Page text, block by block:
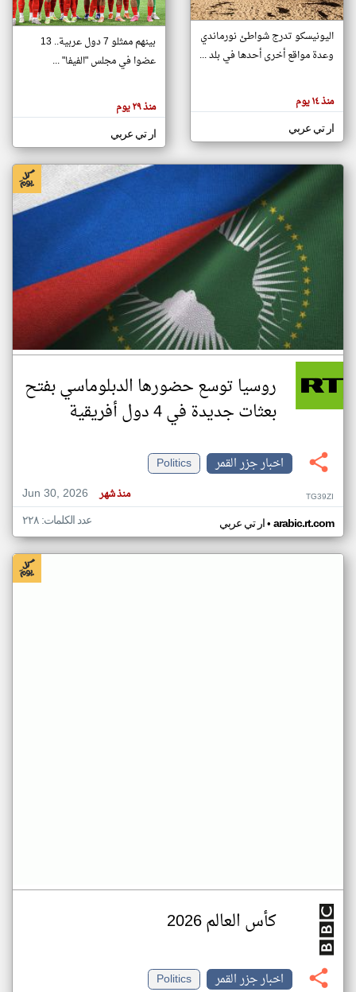
تغيير الدولة
اخبار جزر القمر على مدار الساعة
أهم اخبار جزر القمر العاجلة والمباشرة
هنا عن
وجهة
كاتبيها.
اليونيسكو تدرج شواطئ نورماندي
وعدة مواقع أخرى أحدها في بلد ...
منذ ١٤ يوم
ار تي عربي
بينهم ممثلو 7 دول عربية.. 13
عضوا في مجلس "الفيفا" ...
منذ ٢٩ يوم
ار تي عربي
روسيا توسع حضورها الدبلوماسي بفتح
بعثات جديدة في 4 دول أفريقية
اخبار جزر القمر
Politics
Jun 30, 2026
منذ شهر TG39ZI
ار تي عربي• arabic.rt.com عدد الكلمات: ٢٢٨
كأس العالم 2026
اخبار جزر القمر
Politics
klyoum.com